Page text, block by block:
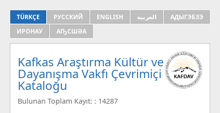
TÜRKÇE РУССКИЙ ENGLISH العربية
АДЫГЭБЗЭ
ИРОНАУ
АҦСШӘА
Kafkas Araştırma Kültür ve
Dayanışma Vakfı Çevrimiçi
Kataloğu
Bulunan Toplam Kayıt: : 14287